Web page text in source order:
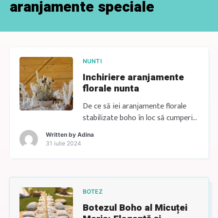
aranjamente speciale
NUNTI
Inchiriere aranjamente
florale nunta
De ce să iei aranjamente florale
stabilizate boho în loc să cumperi
flori proaspete? Dacă vrei ca nunta
ta să fie nu doar frumoasă, ci și
oferta personalizata ca sa
inchiriezi aranjamentele florale
Events. Echipa noastră este
Written by Adina
31 iulie 2024
BOTEZ
Botezul Boho al Micuței